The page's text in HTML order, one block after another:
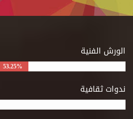
الورش الفنية
53.25%
ندوات ثقافية